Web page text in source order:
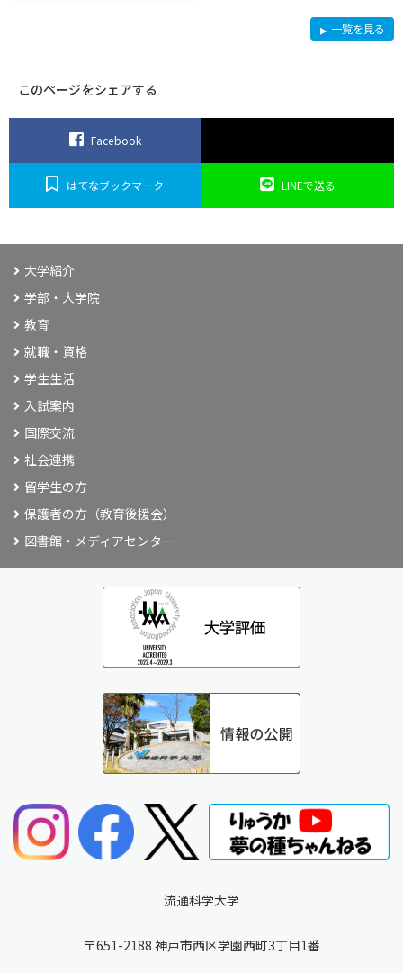
L
i
一覧を見る
このページをシェアする
Facebook
はてなブックマーク LINEで送る
大学紹介
学部・大学院
教育
就職・資格
学生生活
入試案内
国際交流
社会連携
留学生の方
保護者の方（教育後援会）
図書館・メディアセンター
流通科学大学
〒651-2188 神戸市西区学園西町3丁目1番